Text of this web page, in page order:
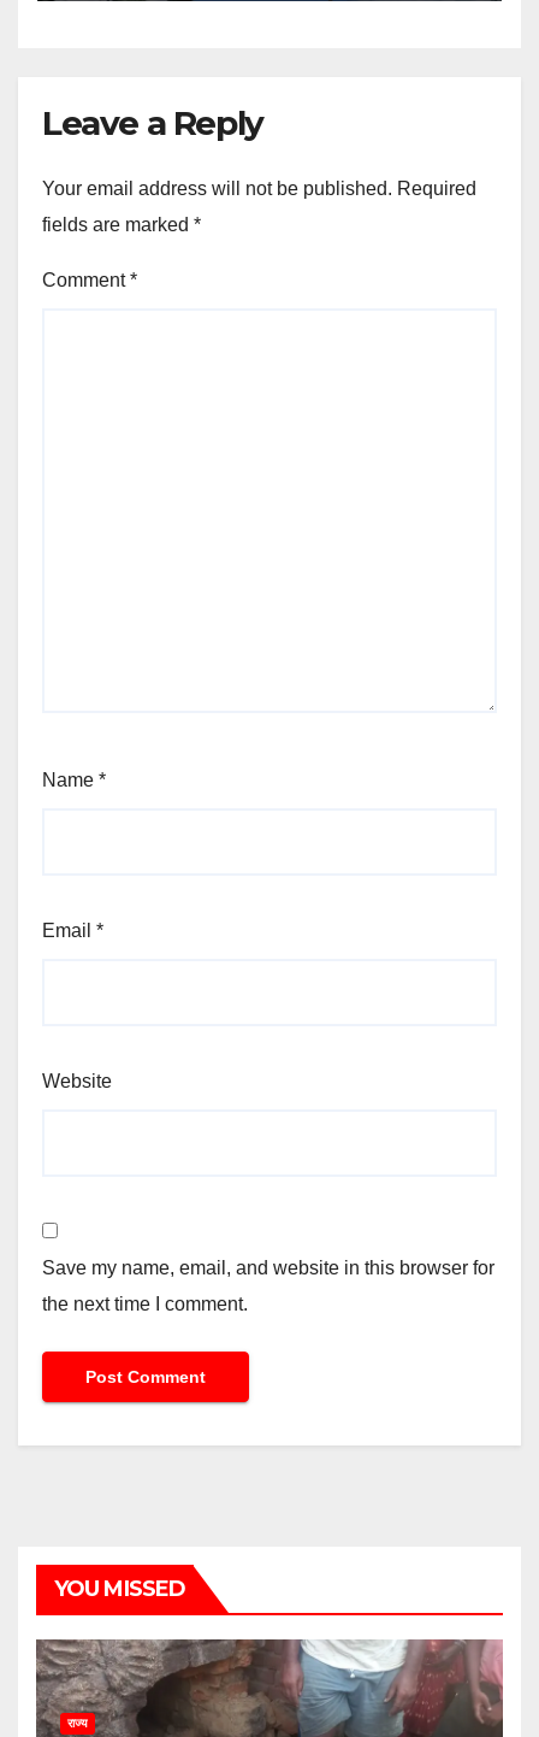
Leave a Reply
Your email address will not be published. Required
fields are marked *
Comment*
Name *
Email *
Website
Save my name, email, and website in this browser for
the next time I comment.
YOU MISSED
राज्य